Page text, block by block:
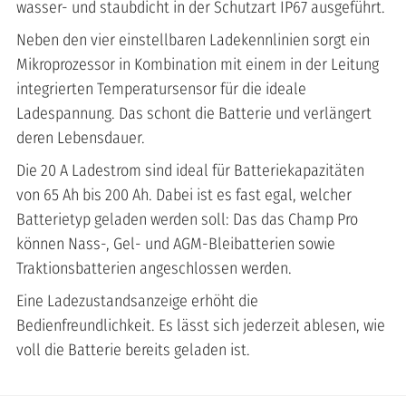
wasser- und staubdicht in der Schutzart IP67 ausgeführt.
Neben den vier einstellbaren Ladekennlinien sorgt ein
Mikroprozessor in Kombination mit einem in der Leitung
integrierten Temperatursensor für die ideale
Ladespannung. Das schont die Batterie und verlängert
deren Lebensdauer.
Die 20 A Ladestrom sind ideal für Batteriekapazitäten
von 65 Ah bis 200 Ah. Dabei ist es fast egal, welcher
Batterietyp geladen werden soll: Das das Champ Pro
können Nass-, Gel- und AGM-Bleibatterien sowie
Traktionsbatterien angeschlossen werden.
Eine Ladezustandsanzeige erhöht die
Bedienfreundlichkeit. Es lässt sich jederzeit ablesen, wie
voll die Batterie bereits geladen ist.